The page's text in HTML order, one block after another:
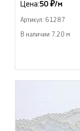
Цена:50 ₽/м
Артикул: 61287
В наличии 7.20 м